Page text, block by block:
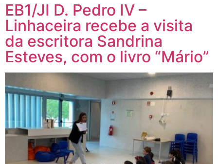
EB1/JI D. Pedro IV –
Linhaceira recebe a visita
da escritora Sandrina
Esteves, com o livro “Mário”